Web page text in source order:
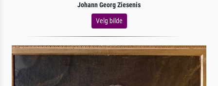
Johann Georg Ziesenis
Velg bilde